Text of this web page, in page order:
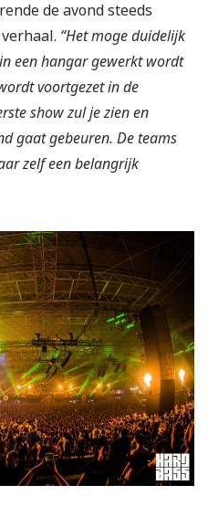
de avond steeds
“Het moge duidelijk
een hangar gewerkt wordt
voortgezet in de
show zul je zien en
gaat gebeuren. De teams
zelf een belangrijk